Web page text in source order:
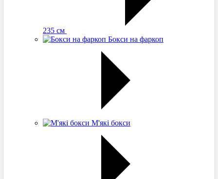
235 см
Бокси на фаркоп
М'які бокси